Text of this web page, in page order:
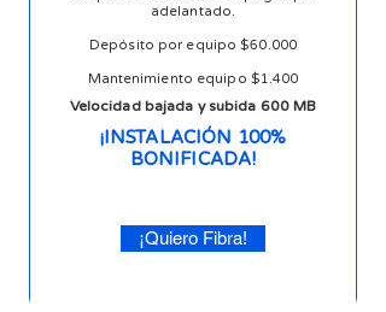
¡INSTALACIÓN 100%
BONIFICADA!
Velocidad bajada y subida 600 MB
¡Quiero Fibra!
adelantado.
Depósito por equipo $60.000
Mantenimiento equipo $1.400